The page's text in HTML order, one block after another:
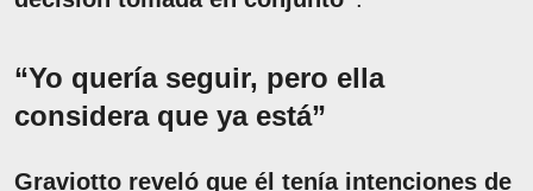
“Yo quería seguir, pero ella
considera que ya está”
Graviotto reveló que él tenía intenciones de